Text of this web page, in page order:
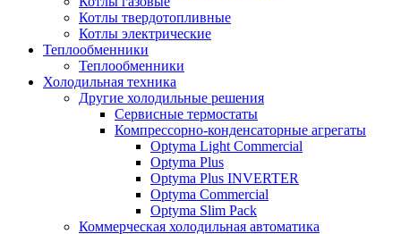
Котлы твердотопливные
Котлы электрические
Теплообменники
Теплообменники
Холодильная техника
Другие холодильные решения
Сервисные термостаты
Компрессорно-конденсаторные агрегаты
Optyma Light Commercial
Optyma Plus
Optyma Plus INVERTER
Optyma Commercial
Optyma Slim Pack
Коммерческая холодильная автоматика